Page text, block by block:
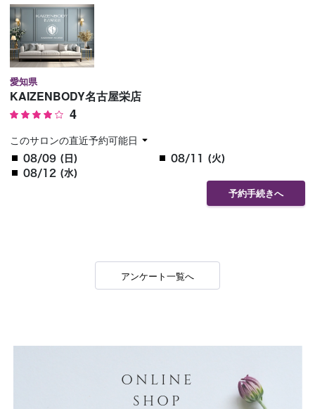
愛知県
KAIZENBODY名古屋栄店
4
このサロンの直近予約可能日
08/09 (日)
08/11 (火)
08/12 (水)
予約手続きへ
アンケート一覧へ
ONLINE
SHOP